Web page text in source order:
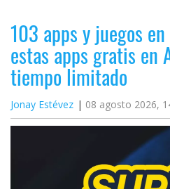
103 apps y juegos
estas apps gratis en
tiempo limitado
Jonay Estévez 08 agosto 2026,